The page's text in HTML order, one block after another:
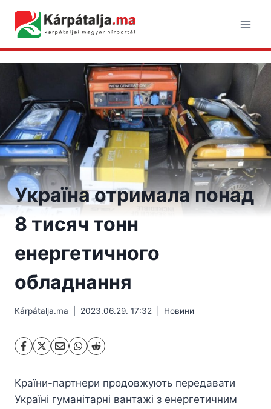
content
Україна отримала понад
8 тисяч тонн
енергетичного
обладнання
Kárpátalja.ma 2023.06.29. 17:32 Hовини
Країни-партнери продовжують передавати
Україні гуманітарні вантажі з енергетичним